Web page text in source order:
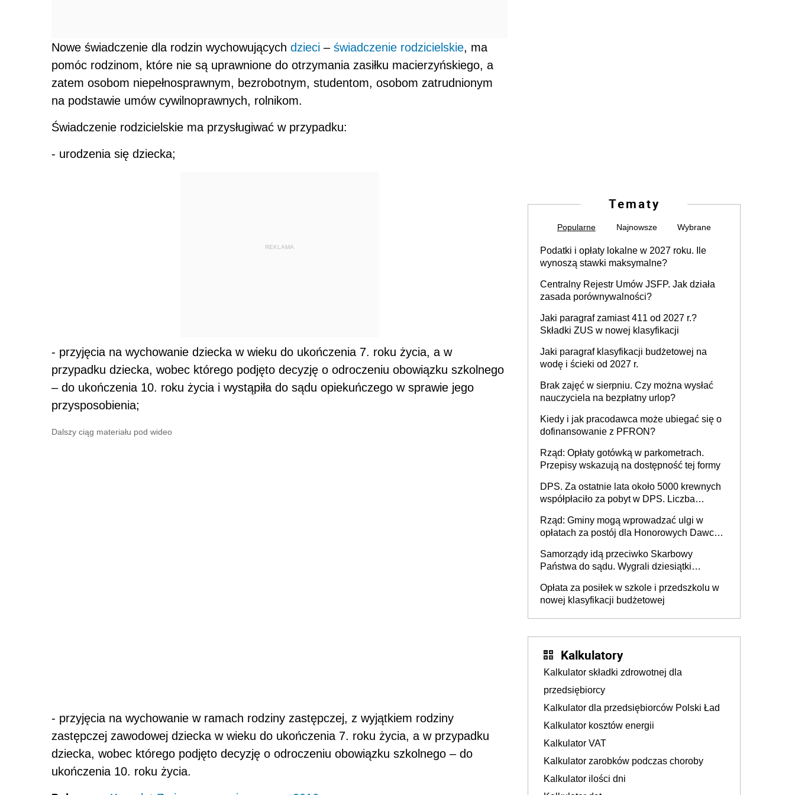
Nowe świadczenie dla rodzin wychowujących dzieci – świadczenie rodzicielskie, ma
pomóc rodzinom, które nie są uprawnione do otrzymania zasiłku macierzyńskiego, a
zatem osobom niepełnosprawnym, bezrobotnym, studentom, osobom zatrudnionym
na podstawie umów cywilnoprawnych, rolnikom.
Świadczenie rodzicielskie ma przysługiwać w przypadku:
- urodzenia się dziecka;
REKLAMA
- przyjęcia na wychowanie dziecka w wieku do ukończenia 7. roku życia, a w
przypadku dziecka, wobec którego podjęto decyzję o odroczeniu obowiązku szkolnego
– do ukończenia 10. roku życia i wystąpiła do sądu opiekuńczego w sprawie jego
przysposobienia;
Dalszy ciąg materiału pod wideo
- przyjęcia na wychowanie w ramach rodziny zastępczej, z wyjątkiem rodziny
zastępczej zawodowej dziecka w wieku do ukończenia 7. roku życia, a w przypadku
dziecka, wobec którego podjęto decyzję o odroczeniu obowiązku szkolnego – do
ukończenia 10. roku życia.
Tematy
Popularne Najnowsze Wybrane
Podatki i opłaty lokalne w 2027 roku. Ile
wynoszą stawki maksymalne?
Centralny Rejestr Umów JSFP. Jak działa
zasada porównywalności?
Jaki paragraf zamiast 411 od 2027 r.?
Składki ZUS w nowej klasyfikacji
Jaki paragraf klasyfikacji budżetowej na
wodę i ścieki od 2027 r.
Brak zajęć w sierpniu. Czy można wysłać
nauczyciela na bezpłatny urlop?
Kiedy i jak pracodawca może ubiegać się o
dofinansowanie z PFRON?
Rząd: Opłaty gotówką w parkometrach.
Przepisy wskazują na dostępność tej formy
DPS. Za ostatnie lata około 5000 krewnych
współpłaciło za pobyt w DPS. Liczba
Rząd: Gminy mogą wprowadzać ulgi w
opłatach za postój dla Honorowych Dawców
Samorządy idą przeciwko Skarbowy
Państwa do sądu. Wygrali dziesiątki
Opłata za posiłek w szkole i przedszkolu w
nowej klasyfikacji budżetowej
Kalkulatory
Kalkulator składki zdrowotnej dla
przedsiębiorcy
Kalkulator dla przedsiębiorców Polski Ład
Kalkulator kosztów energii
Kalkulator VAT
Kalkulator zarobków podczas choroby
Kalkulator ilości dni